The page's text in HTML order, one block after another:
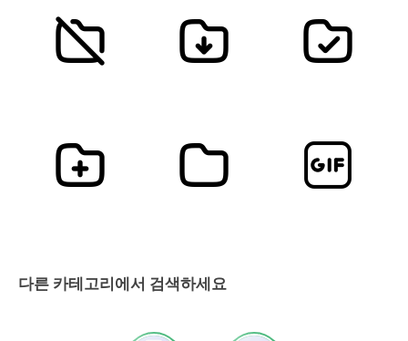
다른 카테고리에서 검색하세요